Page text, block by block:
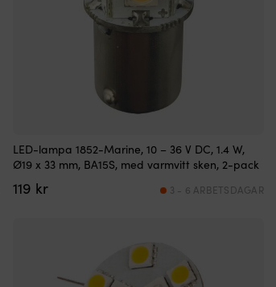
LED-lampa 1852-Marine, 10 – 36 V DC, 1.4 W,
Ø19 x 33 mm, BA15S, med varmvitt sken, 2-pack
119 kr 3 - 6 ARBETSDAGAR